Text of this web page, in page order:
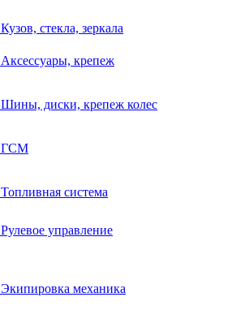
Кузов, стекла, зеркала
Аксессуары, крепеж
Шины, диски, крепеж колес
ГСМ
Топливная система
Рулевое управление
Экипировка механика